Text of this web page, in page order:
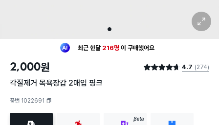
1
확대 보기
최근 한달 216명 이 구매했어요
구매했어요
2,000원 별점 4.7점 4.7 (274)
각질제거 목욕장갑 2매입 핑크
품번 1022691
BETA